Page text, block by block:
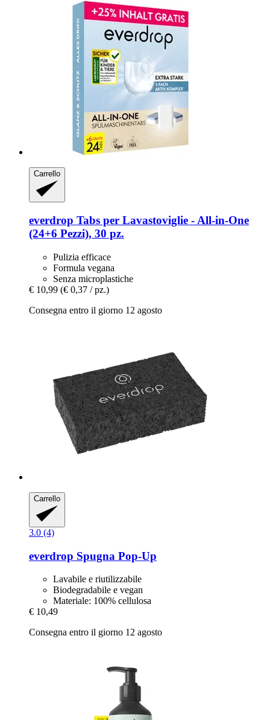
Carrello
everdrop Tabs per Lavastoviglie -​ All-​in-​One
(24+6 Pezzi), 30 pz.
Pulizia efficace
Formula vegana
Senza microplastiche
€ 10,99 (€ 0,37 / pz.)
Consegna entro il giorno 12 agosto
Carrello
3.0 (4)
everdrop Spugna Pop-​Up
Lavabile e riutilizzabile
Biodegradabile e vegan
Materiale: 100% cellulosa
€ 10,49
Consegna entro il giorno 12 agosto